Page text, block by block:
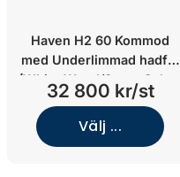
Haven H2 60 Kommod
med Underlimmad hadfat
(White Wood/Stone Select
Grey/Underlimmat
mässing)
32 800 kr/st
Välj ...